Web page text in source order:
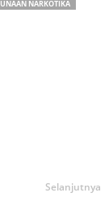
NARKOTIKA
Selanjutnya